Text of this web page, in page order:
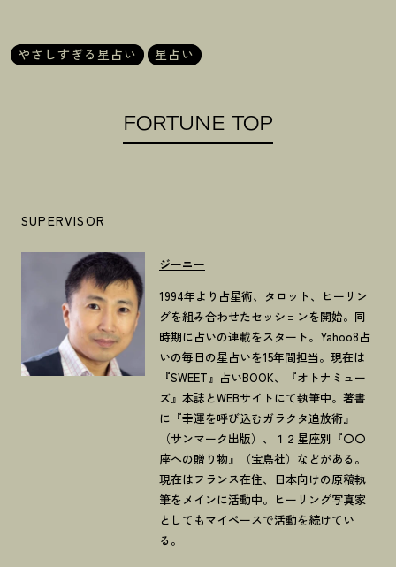
やさしすぎる星占い 星占い
FORTUNE TOP
SUPERVISOR
ジーニー
1994年より占星術、タロット、ヒーリン
グを組み合わせたセッションを開始。同
時期に占いの連載をスタート。Yahoo8占
いの毎日の星占いを15年間担当。現在は
『SWEET』占いBOOK、『オトナミュー
ズ』本誌とWEBサイトにて執筆中。著書
に『幸運を呼び込むガラクタ追放術』
（サンマーク出版）、１２星座別『〇〇
座への贈り物』（宝島社）などがある。
現在はフランス在住、日本向けの原稿執
筆をメインに活動中。ヒーリング写真家
としてもマイペースで活動を続けてい
る。